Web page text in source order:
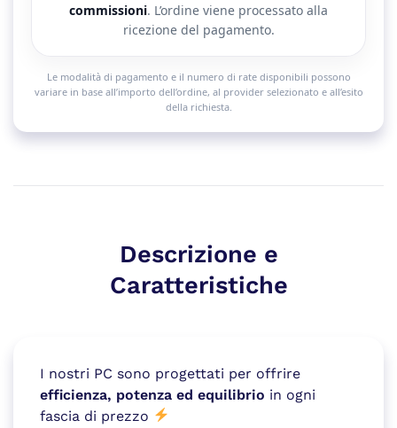
commissioni. L’ordine viene processato alla
ricezione del pagamento.
Le modalità di pagamento e il numero di rate disponibili possono
variare in base all’importo dell’ordine, al provider selezionato e all’esito
della richiesta.
Descrizione e
Caratteristiche
I nostri PC sono progettati per offrire
efficienza, potenza ed equilibrio in ogni
fascia di prezzo